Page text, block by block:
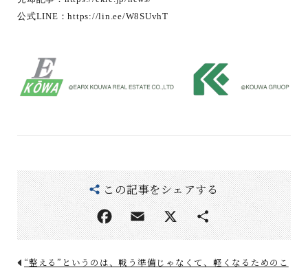
公式LINE：https://lin.ee/W8SUvhT
この記事をシェアする
“整える”というのは、戦う準備じゃなくて、軽くなるためのこ